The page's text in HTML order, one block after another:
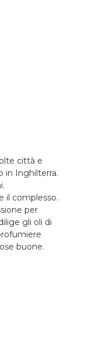
città e
in Inghilterra.
il complesso.
per
gli oli di
buone.